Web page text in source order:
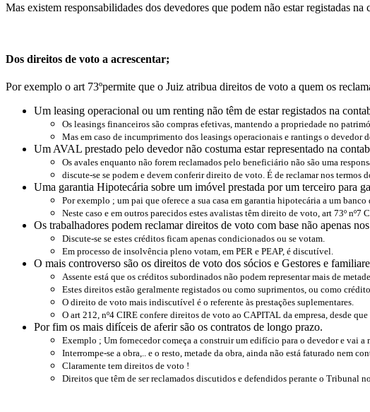
Mas existem responsabilidades dos devedores que podem não estar registadas
Dos direitos de voto a acrescentar;
Por exemplo o art 73ºpermite que o Juiz atribua direitos de voto a quem os
Um leasing operacional ou um renting não têm de estar registados na
Os leasings financeiros são compras efetivas, mantendo a propriedade no
Mas em caso de incumprimento dos leasings operacionais e rantings o devedor
Um AVAL prestado pelo devedor não costuma estar representado na
Os avales enquanto não forem reclamados pelo beneficiário não são uma
discute-se se podem e devem conferir direito de voto. É de reclamar nos termos
Uma garantia Hipotecária sobre um imóvel prestada por um terceiro para
Por exemplo ; um pai que oferece a sua casa em garantia hipotecária a um
Neste caso e em outros parecidos estes avalistas têm direito de voto, art 73º nº7
Os trabalhadores podem reclamar direitos de voto com base não apenas
Discute-se se estes créditos ficam apenas condicionados ou se votam.
Em processo de insolvência pleno votam, em PER e PEAP, é discutível.
O mais controverso são os direitos de voto dos sócios e Gestores e
Assente está que os créditos subordinados não podem representar mais de
Estes direitos estão geralmente registados ou como suprimentos, ou como
O direito de voto mais indiscutível é o referente às prestações suplementares.
O art 212, nº4 CIRE confere direitos de voto ao CAPITAL da empresa, desde
Por fim os mais difíceis de aferir são os contratos de longo prazo.
Exemplo ; Um fornecedor começa a construir um edifício para o devedor e vai
Interrompe-se a obra,.. e o resto, metade da obra, ainda não está faturado nem
Claramente tem direitos de voto !
Direitos que têm de ser reclamados discutidos e defendidos perante o Tribunal